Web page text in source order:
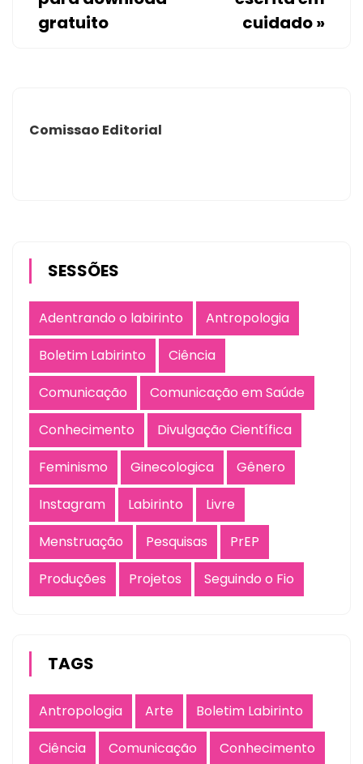
gratuito
cuidado»
Comissao Editorial
SESSÕES
Adentrando o labirinto
Antropologia
Boletim Labirinto
Ciência
Comunicação
Comunicação em Saúde
Conhecimento
Divulgação Científica
Feminismo
Ginecologica
Gênero
Instagram
Labirinto
Livre
Menstruação
Pesquisas
PrEP
Produções
Projetos Seguindo o Fio
TAGS
Antropologia Arte
Boletim Labirinto
Ciência
Comunicação
Conhecimento